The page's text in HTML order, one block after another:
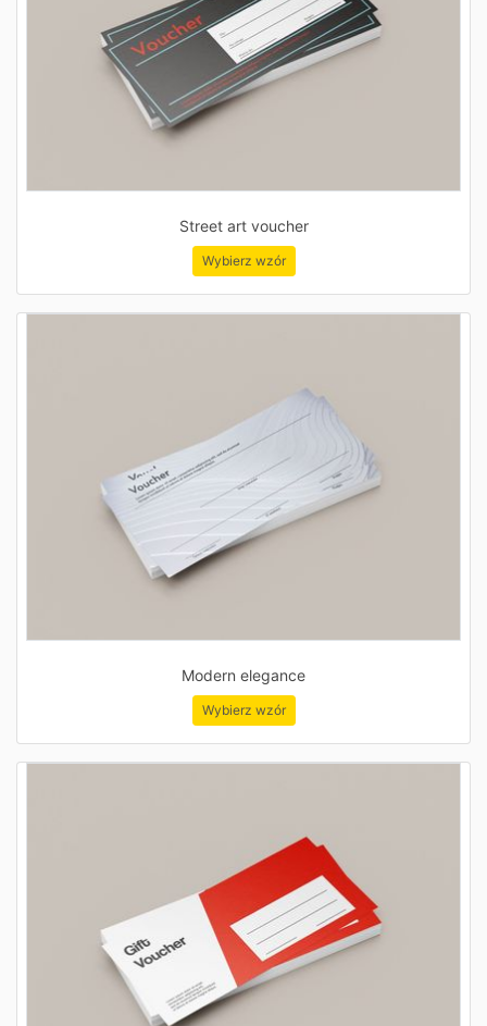
Street art voucher
Wybierz wzór
Modern elegance
Wybierz wzór